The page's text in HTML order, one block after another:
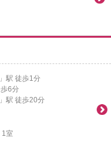
」駅 徒歩1分
歩6分
」駅 徒歩20分
1室